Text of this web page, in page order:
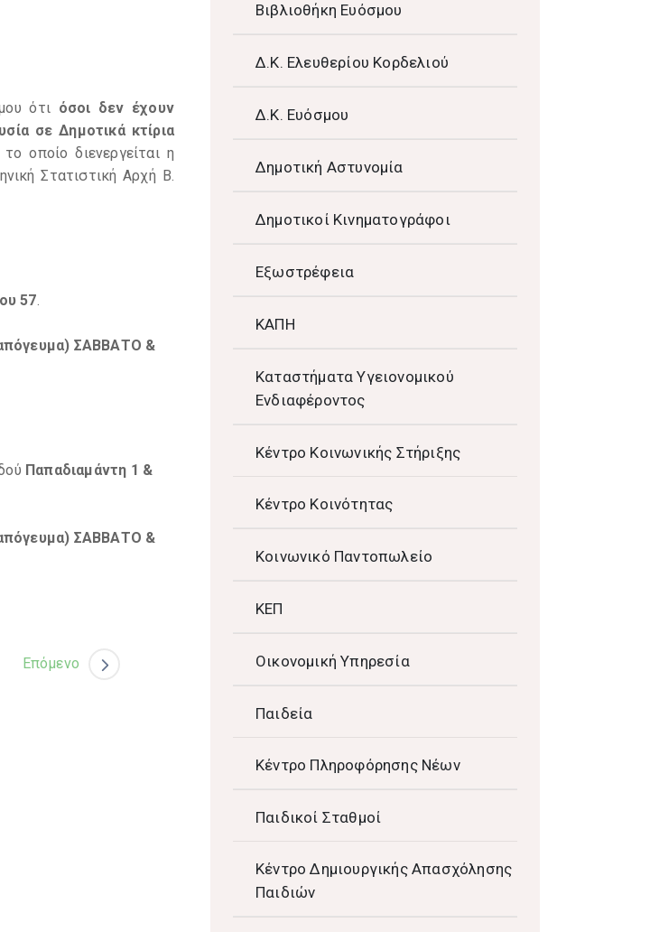
ότι όσοι δεν έχουν
σε Δημοτικά κτίρια
οποίο διενεργείται η
Στατιστική Αρχή Β.
57.
ΣΑΒΒΑΤΟ &
Παπαδιαμάντη 1 &
ΣΑΒΒΑΤΟ &
Επόμενο
Βιβλιοθήκη Ευόσμου
Δ.Κ. Ελευθερίου Κορδελιού
Δ.Κ. Ευόσμου
Δημοτική Αστυνομία
Δημοτικοί Κινηματογράφοι
Εξωστρέφεια
ΚΑΠΗ
Καταστήματα Υγειονομικού
Ενδιαφέροντος
Κέντρο Κοινωνικής Στήριξης
Κέντρο Κοινότητας
Κοινωνικό Παντοπωλείο
ΚΕΠ
Οικονομική Υπηρεσία
Παιδεία
Κέντρο Πληροφόρησης Νέων
Παιδικοί Σταθμοί
Κέντρο Δημιουργικής Απασχόλησης
Παιδιών